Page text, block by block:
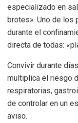
especializado en
brotes». Uno de los
durante el
directa de todas:
Convivir durante
multiplica el riesgo
respiratorias,
de controlar en un
aviso.